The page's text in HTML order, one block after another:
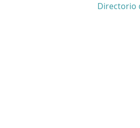
Directorio